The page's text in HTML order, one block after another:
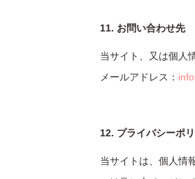
11. お問い合わせ先
当サイト、又は個人
メールアドレス：
12. プライバシーポ
当サイトは、個人情